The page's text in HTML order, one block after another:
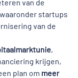
van de
startups
van de
,
krijgen,
plan om meer